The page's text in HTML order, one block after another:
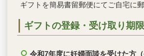
ギフトを簡易書留郵便にてご自宅に
ギフトの登録・受け取り期限
令和7年度に妊婦面談を受けた方